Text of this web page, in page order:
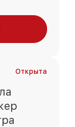
Открыта